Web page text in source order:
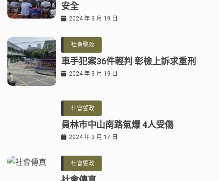
安全
2024 年 3 月 19 日
社會警政
車手犯案36件輕判 彰檢上訴求重刑
2024 年 3 月 19 日
社會警政
員林市中山南路氣爆 4人受傷
2024 年 3 月 17 日
社會警政